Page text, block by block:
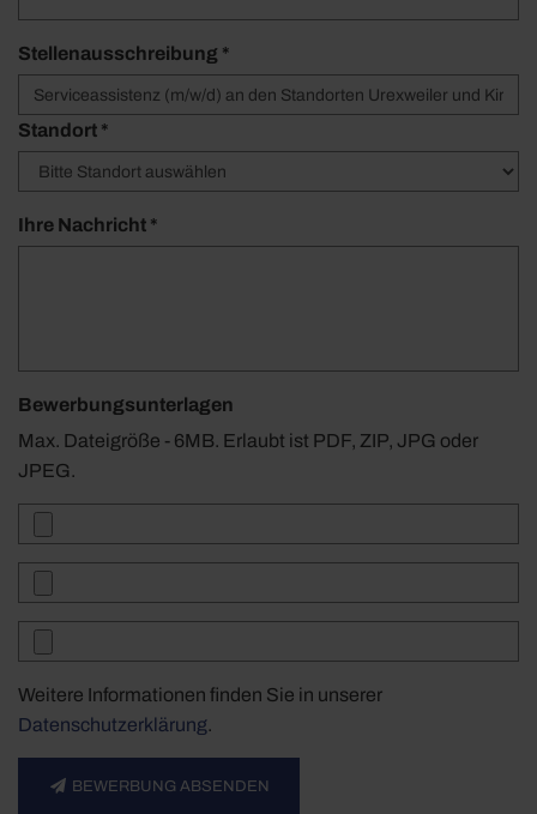
Stellenausschreibung *
Standort *
Ihre Nachricht *
Bewerbungsunterlagen
Max. Dateigröße - 6MB. Erlaubt ist PDF, ZIP, JPG oder
JPEG.
Weitere Informationen finden Sie in unserer
Datenschutzerklärung.
BEWERBUNG ABSENDEN